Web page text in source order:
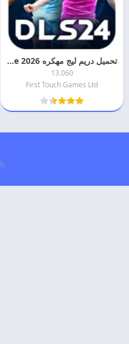
تحميل دريم ليج مهكره 2026 Dream League اخر اصدار
13.060
First Touch Games Ltd